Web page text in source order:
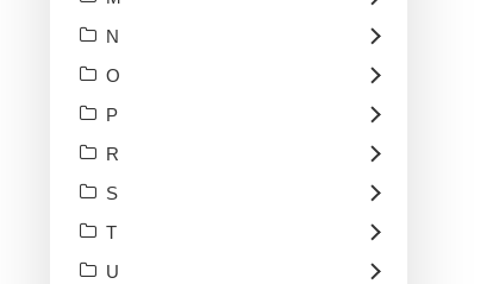
N
O
P
R
S
T
U